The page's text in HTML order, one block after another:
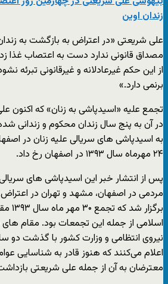
زندان اوین
علی شریعتی «در اعتراض به بازگشت به
مصداق قانونی ندارد دست به اعتصاب غذا
از این حکم غیرعادلانه و غیرقانونی تبرئه
برنمی دارد.»
تجمع علیه «اسیدپاشی به زنان» که اکنون
در آن به پنج سال زندان محکوم و زندانی
به اسیدپاشی های سریالی علیه زنان در
۲۴ مهرماه سال ۱۳۹۳ در اصفهان رخ داد.
پس از انتشار خبر این اسیدپاشی های
مردمی در اصفهان، مشهد و تهران در
اسلامی از جمله این تجمعات بود. مقام
نیروی انتظامی و وزارت کشور با گذشت دو
اعلام می‌کنند که هنوز قادر به شناسایی
معترضان به آن از جمله علی شریعتی